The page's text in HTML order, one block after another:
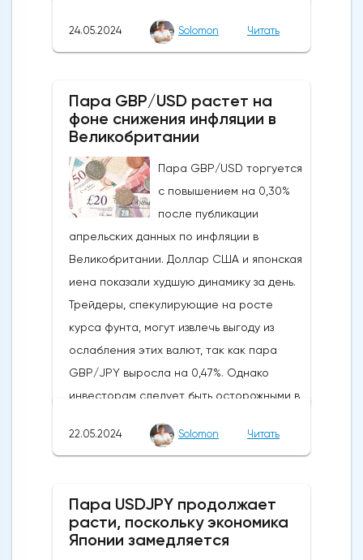
бычьих колебаний, которые могут развеять
криптовалюты.Курс супер-альткоина не
рос до тех пор, пока за неделю до
21Shares и ARK не утвердили спотовые ETF
на Ethereum. К счастью для Ethereum, в
понедельник, 20 мая, ожидания стали
более оптимистичными, что помогло
криптовалюте вырасти более чем на 20%.
Таким образом, Ethereum преодолел
отметку сопротивления в 3800
долларов.Осцилляторы и цена самого
Эфириума показывают, что произошло
значительное восстановление
динамической стороны монеты. Таким
образом, все эти факторы будут
поддерживать дальнейший рост
в ближайшие дни останется выше 3500
долларов. Следующим препятствием
24.05.2024 Solomon Читать
Пара GBP/USD растет на
фоне снижения инфляции в
Великобритании
Пара GBP/USD торгуется
с повышением на 0,30%
после публикации
апрельских данных по инфляции в
Великобритании. Доллар США и японская
иена показали худшую динамику за день.
Трейдеры, спекулирующие на росте
курса фунта, могут извлечь выгоду из
ослабления этих валют, так как пара
GBP/JPY выросла на 0,47%. Однако
инвесторам следует быть осторожными в
связи с открытием европейского
значительным снижением в 2024 году,
приблизив Банк Англии к своей цели. Как
22.05.2024 Solomon Читать
Пара USDJPY продолжает
расти, поскольку экономика
Японии замедляется